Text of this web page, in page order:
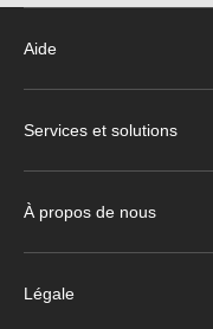
Aide
Services et solutions
À propos de nous
Légale